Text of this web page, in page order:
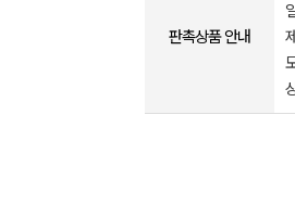
판촉상품 안내